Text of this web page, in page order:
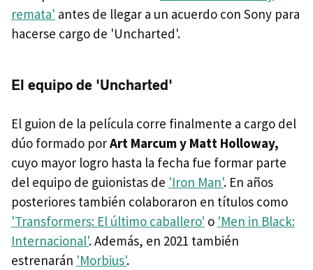
remata' antes de llegar a un acuerdo con Sony para
hacerse cargo de 'Uncharted'.
El equipo de 'Uncharted'
El guion de la película corre finalmente a cargo del
dúo formado porArt Marcum y Matt Holloway,
cuyo mayor logro hasta la fecha fue formar parte
del equipo de guionistas de 'Iron Man'. En años
posteriores también colaboraron en títulos como
'Transformers: El último caballero' o 'Men in Black:
Internacional'. Además, en 2021 también
estrenarán 'Morbius'.